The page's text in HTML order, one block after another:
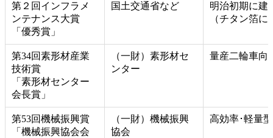
第２回インフラメ
ンテナンス大賞
「優秀賞」
国土交通省など
明治初期に建
（チタン箔
第34回素形材産業
技術賞
「素形材センター
会長賞」
（一財）素形材セ
ンター
量産二輪車向
第53回機械振興賞
「機械振興協会会
（一財）機械振興
協会
高効率･軽量